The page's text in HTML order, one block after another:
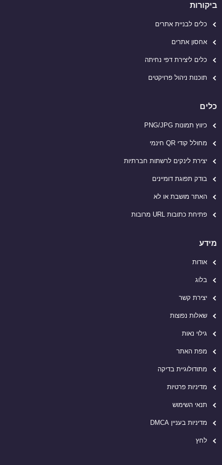
ביקורות
כלים לבניית אתרים
אחסון אתרים
כלים ליצירת דפי נחיתה
תוכנות ניהול פרויקטים
כלים
כיווץ תמונות PNG/JPG
מחולל קודי QR חינמי
יצירת לינקים לרשתות חברתיות
בודק תפוגת דומיינים
האתר מושבת או לא
פתיחת כתובות URL מרובות
מידע
אודות
בלוג
יצירת קשר
שאלות נפוצות
גילוי נאות
מפת האתר
מתודולוגיית בדיקה
מדיניות פרטיות
תנאי השימוש
מדיניות בעניין DMCA
לחץ